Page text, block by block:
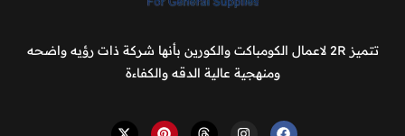
تتميز 2R لاعمال الكومباكت والكورين بأنها شركة ذات رؤيه واضحه
ومنهجية عالية الدقه والكفاءة